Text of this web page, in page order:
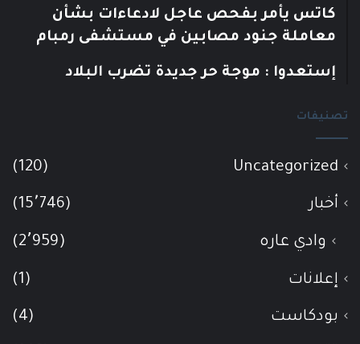
كاتس يأمر بفحص عاجل لادعاءات بشأن
معاملة جنود مصابين في مستشفى رمبام
إستعدوا : موجة حر جديدة تضرب البلاد
تصنيفات
Uncategorized
(120)
أخبار (15٬746)
وادي عاره (2٬959)
إعلانات (1)
بودكاست (4)